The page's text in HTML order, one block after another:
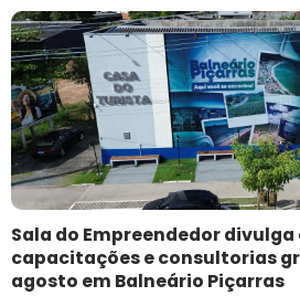
Sala do Empreendedor divulga
capacitações e consultorias
agosto em Balneário Piçarras